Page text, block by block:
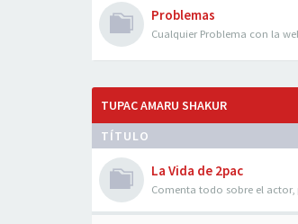
Problemas
Cualquier Problema con la
TUPAC AMARU SHAKUR
TÍTULO
La Vida de 2pac
Comenta todo sobre el